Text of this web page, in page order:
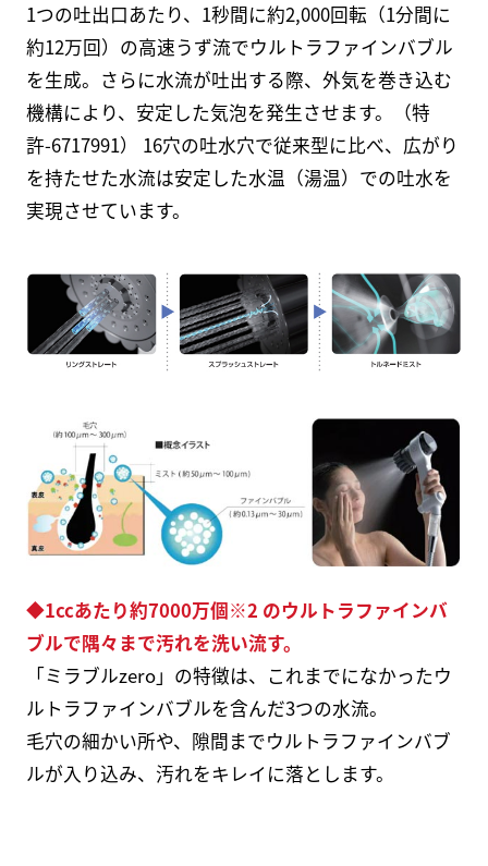
1つの吐出口あたり、1秒間に約2,000回転（1分間に
約12万回）の高速うず流でウルトラファインバブル
を生成。さらに水流が吐出する際、外気を巻き込む
機構により、安定した気泡を発生させます。（特
許-6717991） 16穴の吐水穴で従来型に比べ、広がり
を持たせた水流は安定した水温（湯温）での吐水を
実現させています。
◆1ccあたり約7000万個※2 のウルトラファインバ
ブルで隅々まで汚れを洗い流す。
「ミラブルzero」の特徴は、これまでになかったウ
ルトラファインバブルを含んだ3つの水流。
毛穴の細かい所や、隙間までウルトラファインバブ
ルが入り込み、汚れをキレイに落とします。